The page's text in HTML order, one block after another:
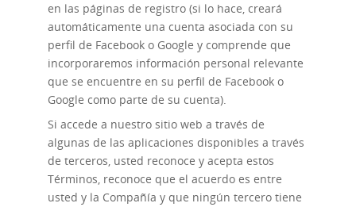
en las páginas de registro (si lo hace, creará
automáticamente una cuenta asociada con su
perfil de Facebook o Google y comprende que
incorporaremos información personal relevante
que se encuentre en su perfil de Facebook o
Google como parte de su cuenta).
Si accede a nuestro sitio web a través de
algunas de las aplicaciones disponibles a través
de terceros, usted reconoce y acepta estos
Términos, reconoce que el acuerdo es entre
usted y la Compañía y que ningún tercero tiene